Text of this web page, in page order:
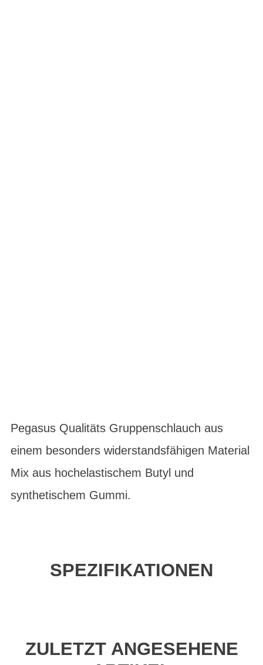
Pegasus Qualitäts Gruppenschlauch aus
einem besonders widerstandsfähigen Material
Mix aus hochelastischem Butyl und
synthetischem Gummi.
SPEZIFIKATIONEN
ZULETZT ANGESEHENE